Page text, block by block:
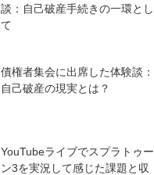
談：自己破産手続きの一環とし
て
債権者集会に出席した体験談：
自己破産の現実とは？
YouTubeライブでスプラトゥー
ン3を実況して感じた課題と収